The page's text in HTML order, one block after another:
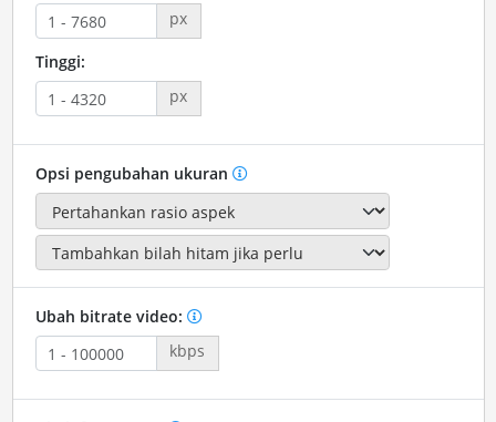
px
Tinggi:
px
Opsi pengubahan ukuran
Ubah bitrate video:
kbps